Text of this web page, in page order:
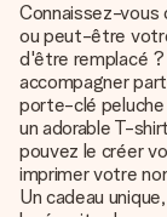
Connaissez-vous
ou peut-être
d'être remplacé
accompagner
porte-clé
un adorable T-
pouvez le créer
imprimer votre
Un cadeau